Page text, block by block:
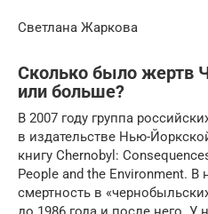
Светлана Жаркова
Сколько было жертв
или больше?
В 2007 году группа
в издательстве Нью-
книгу Chernobyl:
People and the Environment. В
смертность в